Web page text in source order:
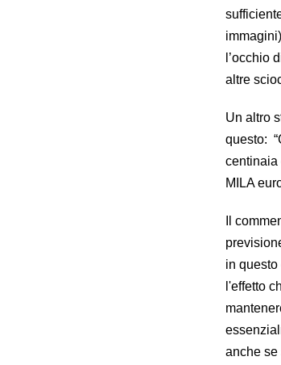
l’occhio
altre
Un altro
questo:
centinaia
MILA
Il
in
l'effetto
anche se